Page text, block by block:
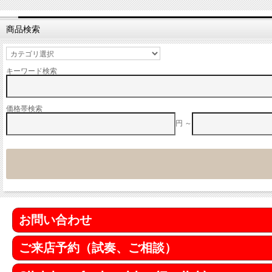
商品検索
キーワード検索
価格帯検索
円 ～
お問い合わせ
ご来店予約（試奏、ご相談）